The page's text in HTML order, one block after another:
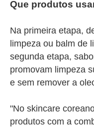
Que produtos
Na primeira etapa,
limpeza ou balm de
segunda etapa,
promovam limpeza
e sem remover a
"No skincare
produtos com a